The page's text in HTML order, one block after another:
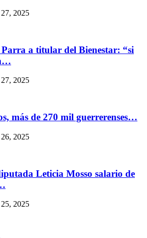
2025
a titular del Bienestar: “si
2025
más de 270 mil guerrerenses…
2025
Leticia Mosso salario de
2025